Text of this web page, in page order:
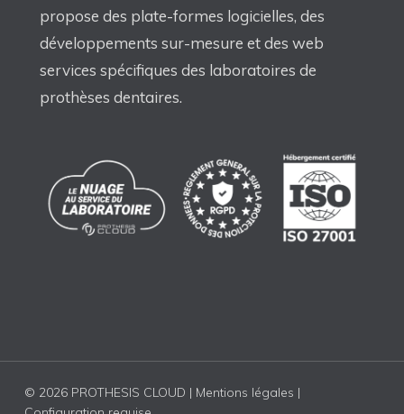
propose des plate-formes logicielles, des
développements sur-mesure et des web
services spécifiques des laboratoires de
prothèses dentaires.
© 2026 PROTHESIS CLOUD | Mentions légales |